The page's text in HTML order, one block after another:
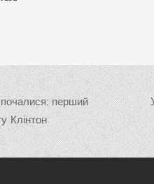
перший
Клінтон